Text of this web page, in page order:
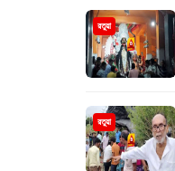
রতুয়া
রতুয়া